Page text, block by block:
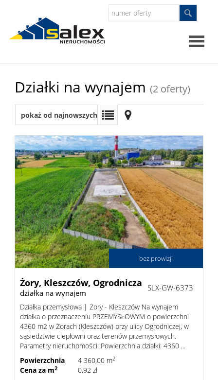
Oferty
Domy
Dzialki
Lokale
Działki na wynajem (2 oferty)
pokaż od najnowszych
bez prowizji
Żory, Kleszczów, Ogrodnicza
działka na wynajem
SLX-GW-6373
Działka przemysłowa | Żory - Kleszczów Na wynajem
działka o przeznaczeniu PRZEMYSŁOWYM o powierzchni
4360 m2 w Żorach (Kleszczów) przy ulicy Ogrodniczej, w
sąsiedztwie ciepłowni oraz terenów przemysłowych.
Parametry nieruchomości: Powierzchnia działki: 4360 ...
Powierzchnia
4 360,00 m2
Cena za m2 0,92 zł